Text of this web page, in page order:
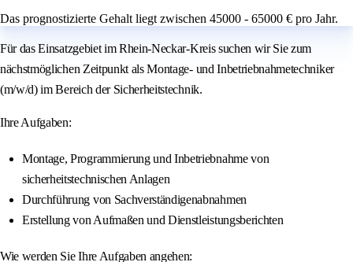
Das prognostizierte Gehalt liegt zwischen 45000 - 65000 € pro Jahr.
Für das Einsatzgebiet im Rhein-Neckar-Kreis suchen wir Sie zum
nächstmöglichen Zeitpunkt als Montage- und Inbetriebnahmetechniker
(m/w/d) im Bereich der Sicherheitstechnik.
Ihre Aufgaben:
Montage, Programmierung und Inbetriebnahme von
sicherheitstechnischen Anlagen
Durchführung von Sachverständigenabnahmen
Erstellung von Aufmaßen und Dienstleistungsberichten
Wie werden Sie Ihre Aufgaben angehen: